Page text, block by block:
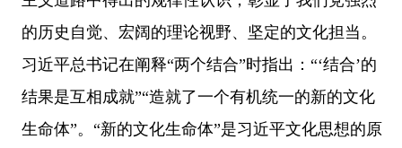
的历史自觉、宏阔的理论视野、坚定的文化担当。
习近平总书记在阐释“两个结合”时指出：“‘结合’的
结果是互相成就”“造就了一个有机统一的新的文化
生命体”。“新的文化生命体”是习近平文化思想的原